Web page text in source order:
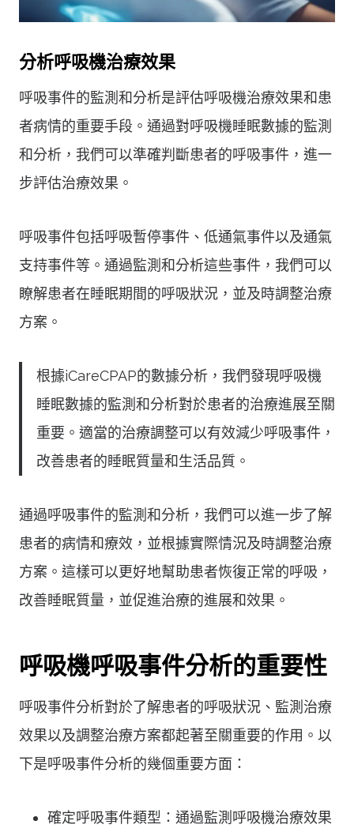
分析呼吸機治療效果
呼吸事件的監測和分析是評估呼吸機治療效果和患
者病情的重要手段。通過對呼吸機睡眠數據的監測
和分析，我們可以準確判斷患者的呼吸事件，進一
步評估治療效果。
呼吸事件包括呼吸暫停事件、低通氣事件以及通氣
支持事件等。通過監測和分析這些事件，我們可以
瞭解患者在睡眠期間的呼吸狀況，並及時調整治療
方案。
根據iCareCPAP的數據分析，我們發現呼吸機
睡眠數據的監測和分析對於患者的治療進展至關
重要。適當的治療調整可以有效減少呼吸事件，
改善患者的睡眠質量和生活品質。
通過呼吸事件的監測和分析，我們可以進一步了解
患者的病情和療效，並根據實際情況及時調整治療
方案。這樣可以更好地幫助患者恢復正常的呼吸，
改善睡眠質量，並促進治療的進展和效果。
呼吸機呼吸事件分析的重要性
呼吸事件分析對於了解患者的呼吸狀況、監測治療
效果以及調整治療方案都起著至關重要的作用。以
下是呼吸事件分析的幾個重要方面：
確定呼吸事件類型：通過監測呼吸機治療效果